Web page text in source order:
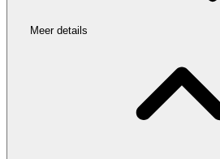
Meer details